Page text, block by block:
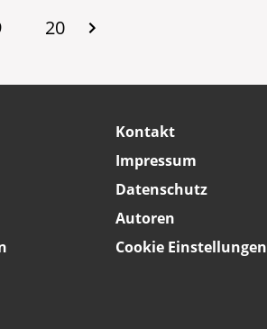
20
Kontakt
Impressum
Datenschutz
Autoren
Cookie Einstellungen